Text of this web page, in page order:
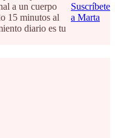
a un cuerpo
15 minutos al
diario es tu
Suscríbete
a Marta